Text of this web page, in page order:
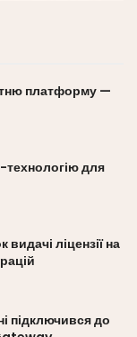
платформу —
для
ліцензії на
підключився до